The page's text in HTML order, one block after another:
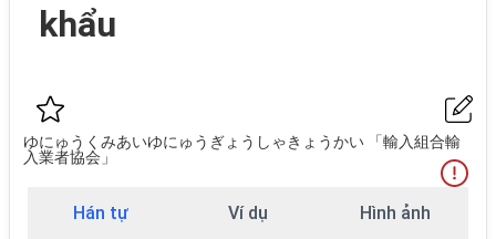
khẩu
ゆにゅうくみあいゆにゅうぎょうしゃきょうかい 「輸入組合輸
入業者協会」
Hán tự Ví dụ Hình ảnh